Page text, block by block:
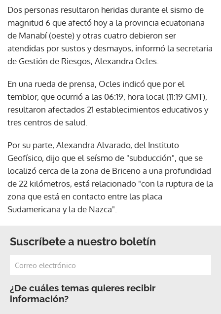
Dos personas resultaron heridas durante el sismo de
magnitud 6 que afectó hoy a la provincia ecuatoriana
de Manabí (oeste) y otras cuatro debieron ser
atendidas por sustos y desmayos, informó la secretaria
de Gestión de Riesgos, Alexandra Ocles.
En una rueda de prensa, Ocles indicó que por el
temblor, que ocurrió a las 06:19, hora local (11:19 GMT),
resultaron afectados 21 establecimientos educativos y
tres centros de salud.
Por su parte, Alexandra Alvarado, del Instituto
Geofísico, dijo que el seísmo de "subducción", que se
localizó cerca de la zona de Briceno a una profundidad
de 22 kilómetros, está relacionado "con la ruptura de la
zona que está en contacto entre las placa
Sudamericana y la de Nazca".
Suscríbete a nuestro boletín
¿De cuáles temas quieres recibir
información?